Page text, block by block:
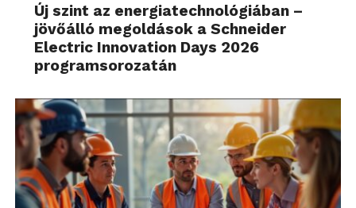
Új szint az energiatechnológiában –
jövőálló megoldások a Schneider
Electric Innovation Days 2026
programsorozatán